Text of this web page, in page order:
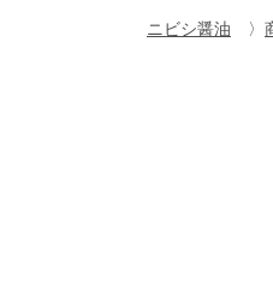
ニビシ醤油